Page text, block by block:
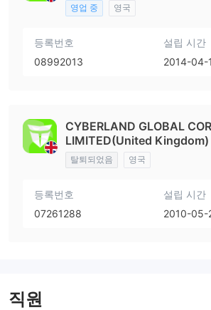
영업 중 영국
등록번호
08992013
설립 시간
2014-04-
CYBERLAND GLOBAL
LIMITED(United Kingdom)
탈퇴되었음 영국
등록번호
07261288
설립 시간
2010-05-
직원